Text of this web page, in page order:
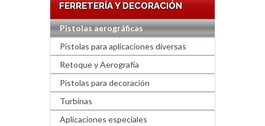
FERRETERÍA Y DECORACIÓN
Pistolas aerográficas
Pistolas para aplicaciones diversas
Retoque y Aerografía
Pistolas para decoración
Turbinas
Aplicaciones especiales